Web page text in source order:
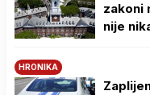
zakoni
nije
HRONIKA